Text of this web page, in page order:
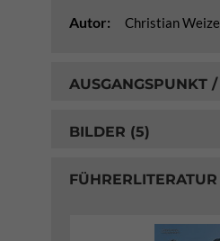
Autor: Christian
AUSGANGSPUNKT
BILDER (5)